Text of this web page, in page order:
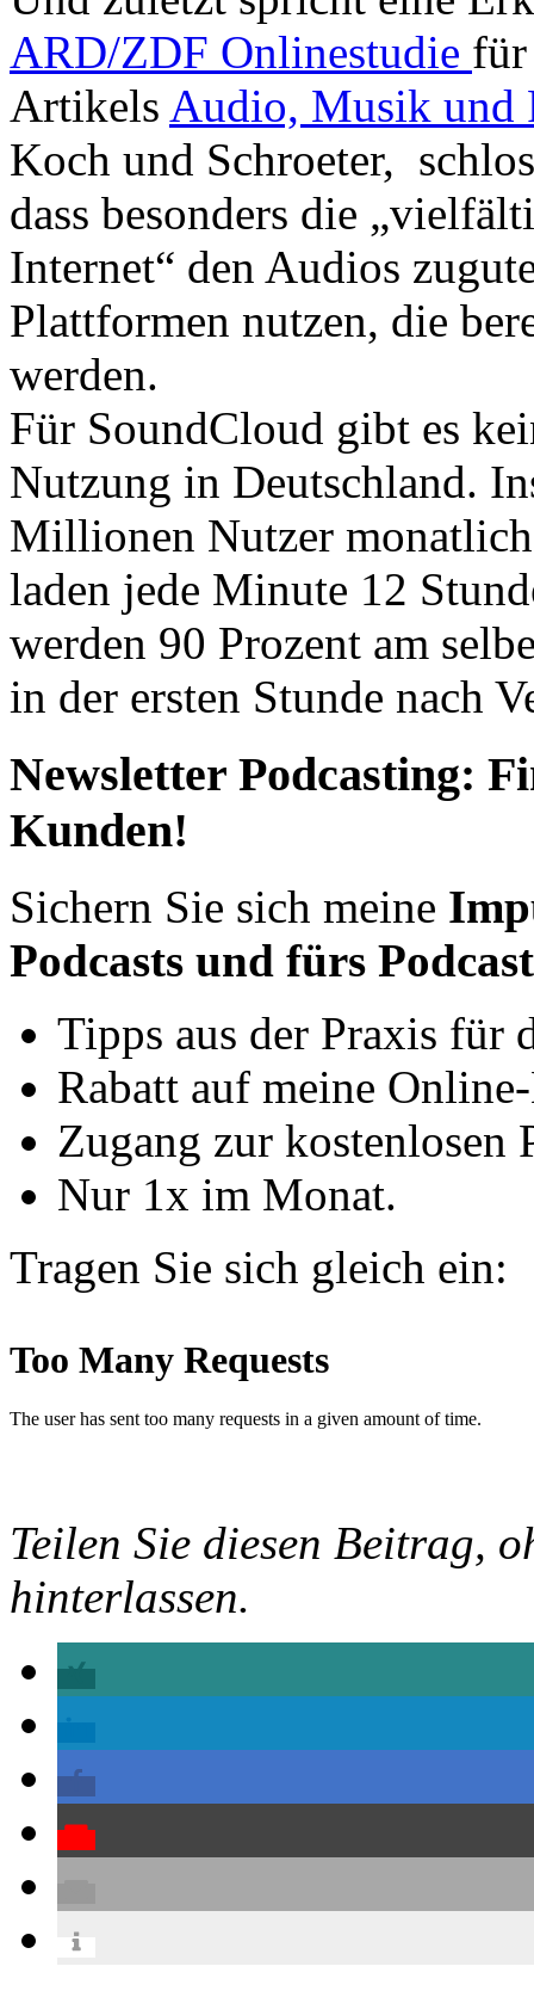
ARD/ZDF Onlinestudie für
Artikels Audio, Musik und
Koch und Schroeter,
dass besonders die
Internet“ den Audios
Plattformen nutzen, die
werden.
Für SoundCloud gibt es
Nutzung in Deutschland.
Millionen Nutzer
laden jede Minute 12
werden 90 Prozent am
in der ersten Stunde nach
Newsletter Podcasting:
Kunden!
Sichern Sie sich meine
Podcasts und fürs
Tipps aus der Praxis für
Rabatt auf meine
Zugang zur kostenlosen
Nur 1x im Monat.
Tragen Sie sich gleich ein:
Teilen Sie diesen Beitrag,
hinterlassen.